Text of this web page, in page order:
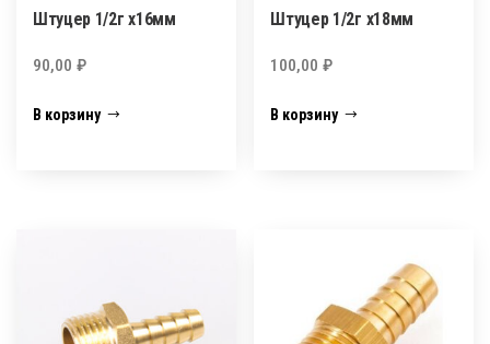
Штуцер 1/2г х16мм
90,00 ₽
В корзину
Штуцер 1/2г х18мм
100,00₽
В корзину